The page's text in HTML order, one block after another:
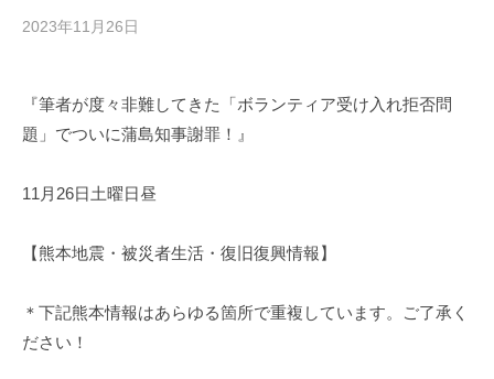
2023年11月26日
i
g
s
y
m
の
コ
ン
『筆者が度々非難してきた「ボランティア受け入れ拒否問
題」でついに蒲島知事謝罪！』
11月26日土曜日昼
【熊本地震・被災者生活・復旧復興情報】
＊下記熊本情報はあらゆる箇所で重複しています。ご了承く
ださい！